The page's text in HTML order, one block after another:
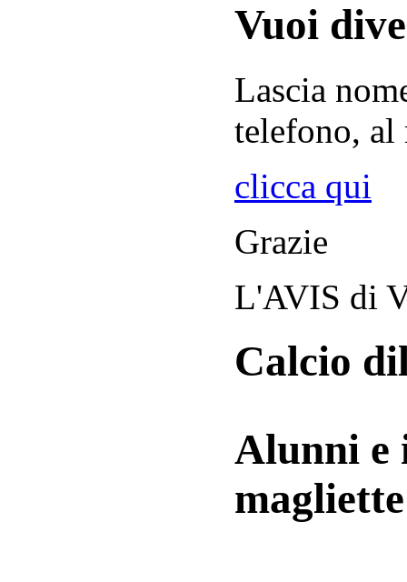
Vuoi
Lascia
telefono, al
clicca qui
Grazie
L'AVIS di
Calcio
Alunni e